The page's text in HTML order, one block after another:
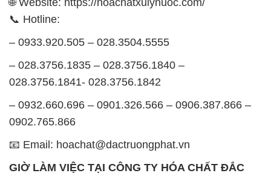
📞 Hotline:
– 0933.920.505 – 028.3504.5555
– 028.3756.1835 – 028.3756.1840 –
028.3756.1841- 028.3756.1842
– 0932.660.696 – 0901.326.566 – 0906.387.866 –
0902.765.866
📧 Email: hoachat@dactruongphat.vn
GIỜ LÀM VIỆC TẠI CÔNG TY HÓA CHẤT ĐẮC